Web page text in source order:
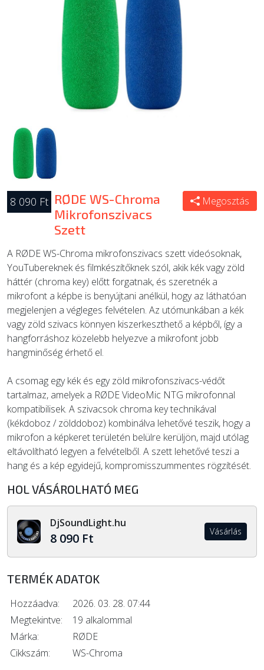
ÚJ TERMÉKEK
8 090 Ft RØDE WS-Chroma
Mikrofonszivacs
Szett
Megosztás
A RØDE WS-Chroma mikrofonszivacs szett videósoknak,
YouTubereknek és filmkészítőknek szól, akik kék vagy zöld
háttér (chroma key) előtt forgatnak, és szeretnék a
mikrofont a képbe is benyújtani anélkül, hogy az láthatóan
megjelenjen a végleges felvételen. Az utómunkában a kék
vagy zöld szivacs könnyen kiszerkeszthető a képből, így a
hangforráshoz közelebb helyezve a mikrofont jobb
hangminőség érhető el.
A csomag egy kék és egy zöld mikrofonszivacs-védőt
tartalmaz, amelyek a RØDE VideoMic NTG mikrofonnal
kompatibilisek. A szivacsok chroma key technikával
(kékdoboz / zölddoboz) kombinálva lehetővé teszik, hogy a
mikrofon a képkeret területén belülre kerüljön, majd utólag
eltávolítható legyen a felvételből. A szett lehetővé teszi a
hang és a kép egyidejű, kompromisszummentes rögzítését.
HOL VÁSÁROLHATÓ MEG
DjSoundLight.hu
8 090 Ft Vásárlás
TERMÉK ADATOK
Hozzáadva:
2026. 03. 28. 07:44
Megtekintve:
19 alkalommal
Márka:
RØDE
Cikkszám:
WS-Chroma